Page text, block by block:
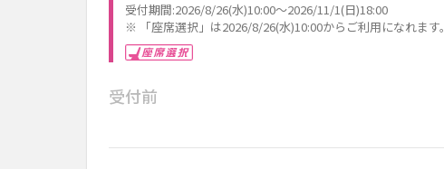
受付期間:2026/8/26(水)10:00～2026/11/1(日)18:00
※ 「座席選択」は2026/8/26(水)10:00からご利用になれます。
受付前